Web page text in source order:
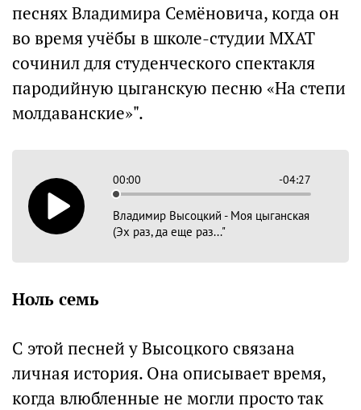
песнях Владимира Семёновича, когда он
во время учёбы в школе-студии МХАТ
сочинил для студенческого спектакля
пародийную цыганскую песню «На степи
молдаванские»".
00:00 -04:27
Владимир Высоцкий - Моя цыганская
(Эх раз, да еще раз..."
Ноль семь
С этой песней у Высоцкого связана
личная история. Она описывает время,
когда влюбленные не могли просто так